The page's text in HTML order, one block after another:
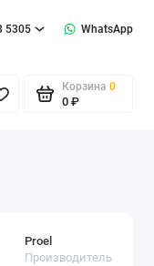
5305 WhatsApp
Корзина 0
0 ₽
Proel
Производитель